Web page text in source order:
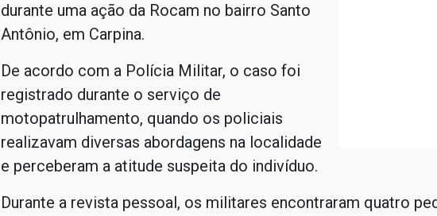
durante uma ação da Rocam no bairro Santo
Antônio, em Carpina.
De acordo com a Polícia Militar, o caso foi
registrado durante o serviço de
motopatrulhamento, quando os policiais
realizavam diversas abordagens na localidade
e perceberam a atitude suspeita do indivíduo.
Durante a revista pessoal, os militares encontraram quatro